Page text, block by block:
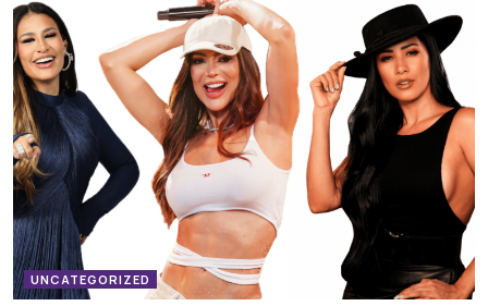
UNCATEGORIZED